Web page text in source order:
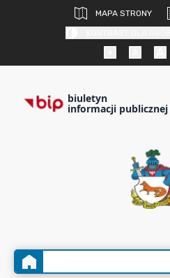
MAPA STRONY
biuletyn
informacji publicznej